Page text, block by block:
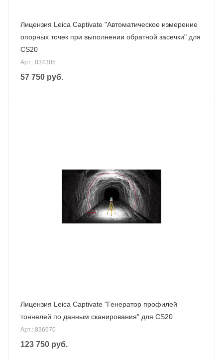
Лицензия Leica Captivate "Автоматическое измерение
опорных точек при выполнении обратной засечки" для
CS20
Арт.: 834305
57 750 руб.
Лицензия Leica Captivate "Генератор профилей
тоннелей по данным сканирования" для CS20
Арт.: 836670
123 750 руб.